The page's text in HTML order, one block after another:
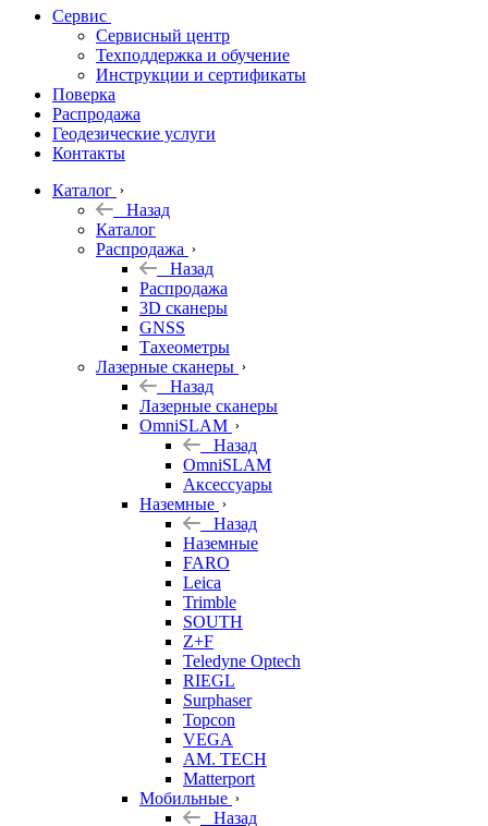
Софт
Георадары
Акции
Гидрография
Подбор
оборудования
по задачам
Архив
Геодезическое
оборудование
Сервис
Сервисный центр
Техподдержка и обучение
Инструкции и сертификаты
Поверка
Распродажа
Геодезические услуги
Контакты
Каталог
Назад
Каталог
Распродажа
Назад
Распродажа
3D сканеры
GNSS
Тахеометры
Лазерные сканеры
Назад
Лазерные сканеры
OmniSLAM
Назад
OmniSLAM
Аксессуары
Наземные
Назад
Наземные
FARO
Leica
Trimble
SOUTH
Z+F
Teledyne Optech
RIEGL
Surphaser
Topcon
VEGA
AM. TECH
Matterport
Мобильные
Назад